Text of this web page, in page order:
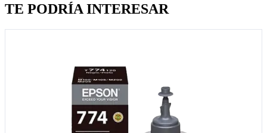
TE PODRÍA INTERESAR